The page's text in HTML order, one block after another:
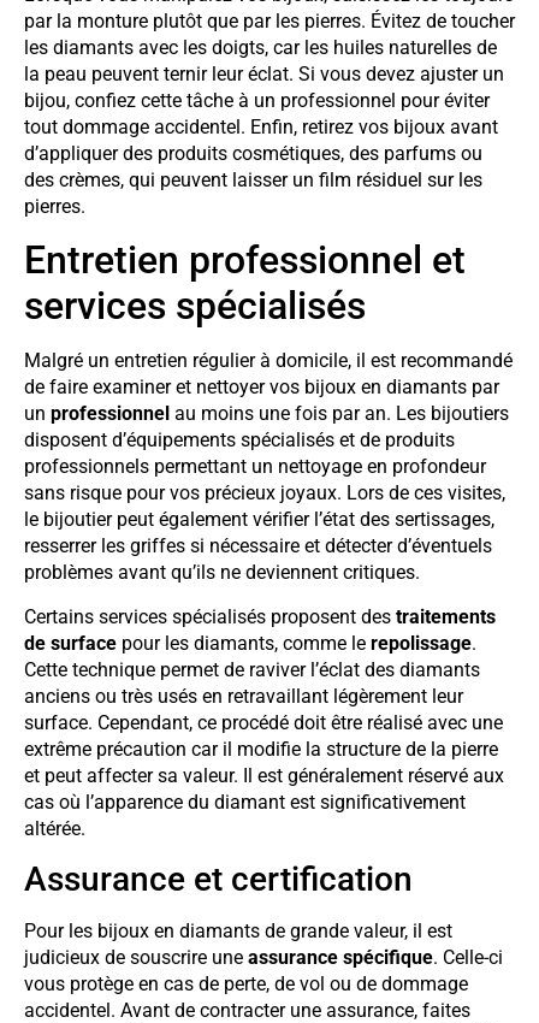
par la monture plutôt que par les pierres. Évitez de toucher
les diamants avec les doigts, car les huiles naturelles de
la peau peuvent ternir leur éclat. Si vous devez ajuster un
bijou, confiez cette tâche à un professionnel pour éviter
tout dommage accidentel. Enfin, retirez vos bijoux avant
d’appliquer des produits cosmétiques, des parfums ou
des crèmes, qui peuvent laisser un film résiduel sur les
pierres.
Entretien professionnel et
services spécialisés
Malgré un entretien régulier à domicile, il est recommandé
de faire examiner et nettoyer vos bijoux en diamants par
un professionnel au moins une fois par an. Les bijoutiers
disposent d’équipements spécialisés et de produits
professionnels permettant un nettoyage en profondeur
sans risque pour vos précieux joyaux. Lors de ces visites,
le bijoutier peut également vérifier l’état des sertissages,
resserrer les griffes si nécessaire et détecter d’éventuels
problèmes avant qu’ils ne deviennent critiques.
Certains services spécialisés proposent des traitements
de surface pour les diamants, comme le repolissage.
Cette technique permet de raviver l’éclat des diamants
anciens ou très usés en retravaillant légèrement leur
surface. Cependant, ce procédé doit être réalisé avec une
extrême précaution car il modifie la structure de la pierre
et peut affecter sa valeur. Il est généralement réservé aux
cas où l’apparence du diamant est significativement
altérée.
Assurance et certification
Pour les bijoux en diamants de grande valeur, il est
judicieux de souscrire une assurance spécifique. Celle-ci
vous protège en cas de perte, de vol ou de dommage
accidentel. Avant de contracter une assurance, faites